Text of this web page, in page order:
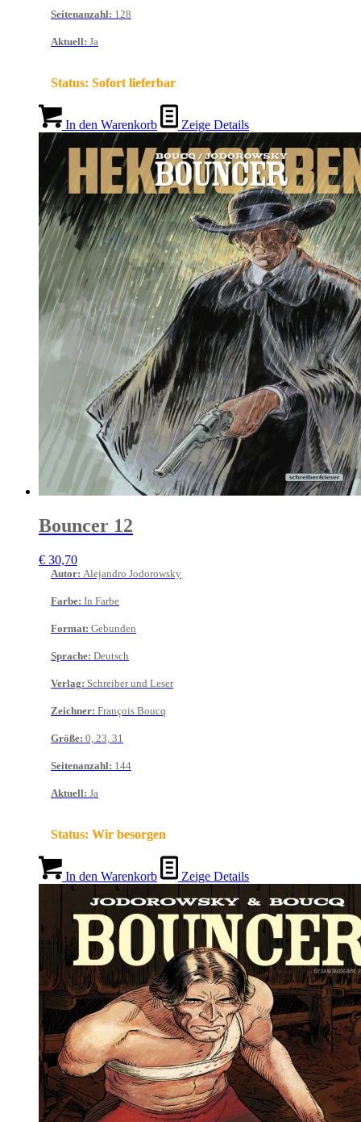
Seitenanzahl: 128
Aktuell: Ja
Status: Sofort lieferbar
In den Warenkorb Zeige Details
Bouncer 12
€ 30,70
Autor: Alejandro Jodorowsky
Farbe: In Farbe
Format: Gebunden
Sprache: Deutsch
Verlag: Schreiber und Leser
Zeichner: François Boucq
Größe: 0, 23, 31
Seitenanzahl: 144
Aktuell: Ja
Status: Wir besorgen
In den Warenkorb Zeige Details